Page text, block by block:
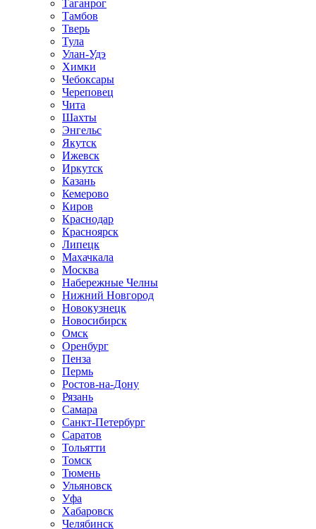
Таганрог
Тамбов
Тверь
Тула
Улан-Удэ
Химки
Чебоксары
Череповец
Чита
Шахты
Энгельс
Якутск
Ижевск
Иркутск
Казань
Кемерово
Киров
Краснодар
Красноярск
Липецк
Махачкала
Москва
Набережные Челны
Нижний Новгород
Новокузнецк
Новосибирск
Омск
Оренбург
Пенза
Пермь
Ростов-на-Дону
Рязань
Самара
Санкт-Петербург
Саратов
Тольятти
Томск
Тюмень
Ульяновск
Уфа
Хабаровск
Челябинск